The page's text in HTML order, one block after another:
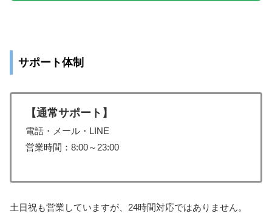
サポート体制
【通常サポート】
電話・メール・LINE
営業時間：8:00～23:00
土日祝も営業していますが、24時間対応ではありません。